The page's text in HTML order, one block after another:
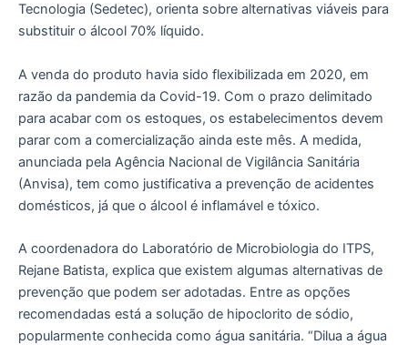
Tecnologia (Sedetec), orienta sobre alternativas viáveis para
substituir o álcool 70% líquido.
A venda do produto havia sido flexibilizada em 2020, em
razão da pandemia da Covid-19. Com o prazo delimitado
para acabar com os estoques, os estabelecimentos devem
parar com a comercialização ainda este mês. A medida,
anunciada pela Agência Nacional de Vigilância Sanitária
(Anvisa), tem como justificativa a prevenção de acidentes
domésticos, já que o álcool é inflamável e tóxico.
A coordenadora do Laboratório de Microbiologia do ITPS,
Rejane Batista, explica que existem algumas alternativas de
prevenção que podem ser adotadas. Entre as opções
recomendadas está a solução de hipoclorito de sódio,
popularmente conhecida como água sanitária. “Dilua a água